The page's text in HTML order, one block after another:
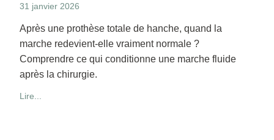
31 janvier 2026
Après une prothèse totale de hanche, quand la
marche redevient-elle vraiment normale ?
Comprendre ce qui conditionne une marche fluide
après la chirurgie.
Lire...